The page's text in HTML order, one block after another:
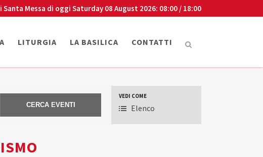
Santa Messa di oggi Saturday 08 August 2026: 08:00 / 18:00
LITURGIA LA BASILICA CONTATTI
VISUALIZZAZIONI
EVENTO
VEDI COME
Elenco